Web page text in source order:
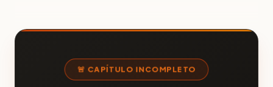
🚨 CAPÍTULO INCOMPLETO